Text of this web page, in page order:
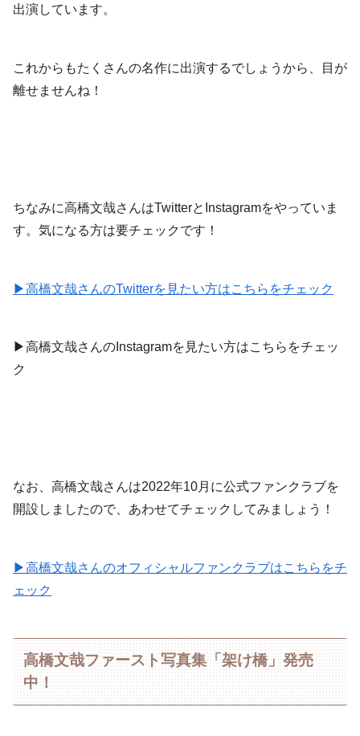
出演しています。
これからもたくさんの名作に出演するでしょうから、目が
離せませんね！
ちなみに高橋文哉さんはTwitterとInstagramをやっていま
す。気になる方は要チェックです！
▶︎高橋文哉さんのTwitterを見たい方はこちらをチェック
▶︎高橋文哉さんのInstagramを見たい方はこちらをチェッ
ク
なお、高橋文哉さんは2022年10月に公式ファンクラブを
開設しましたので、あわせてチェックしてみましょう！
▶︎高橋文哉さんのオフィシャルファンクラブはこちらをチ
ェック
高橋文哉ファースト写真集「架け橋」発売
中！